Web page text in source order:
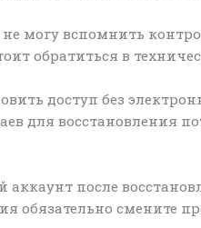
не могу вспомнить
обратиться в
доступ без
для восстановления
аккаунт после
обязательно смените